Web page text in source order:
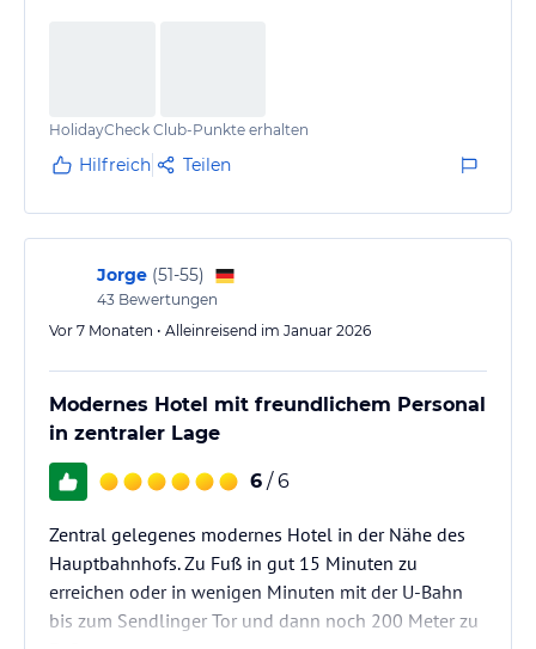
HolidayCheck Club-Punkte erhalten
Hilfreich Teilen
Jorge (51-55)
43 Bewertungen
Vor 7 Monaten • Alleinreisend im Januar 2026
Modernes Hotel mit freundlichem Personal
in zentraler Lage
6 / 6
Zentral gelegenes modernes Hotel in der Nähe des
Hauptbahnhofs. Zu Fuß in gut 15 Minuten zu
erreichen oder in wenigen Minuten mit der U-Bahn
bis zum Sendlinger Tor und dann noch 200 Meter zu